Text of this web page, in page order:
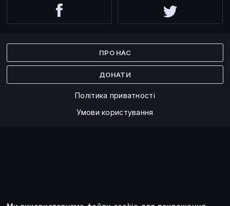
ПРО НАС
ДОНАТИ
Політика приватності
Умови користування